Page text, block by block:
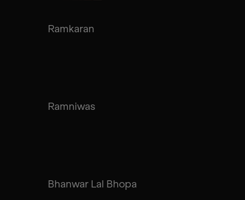
Ramkaran
Ramniwas
Bhanwar Lal Bhopa